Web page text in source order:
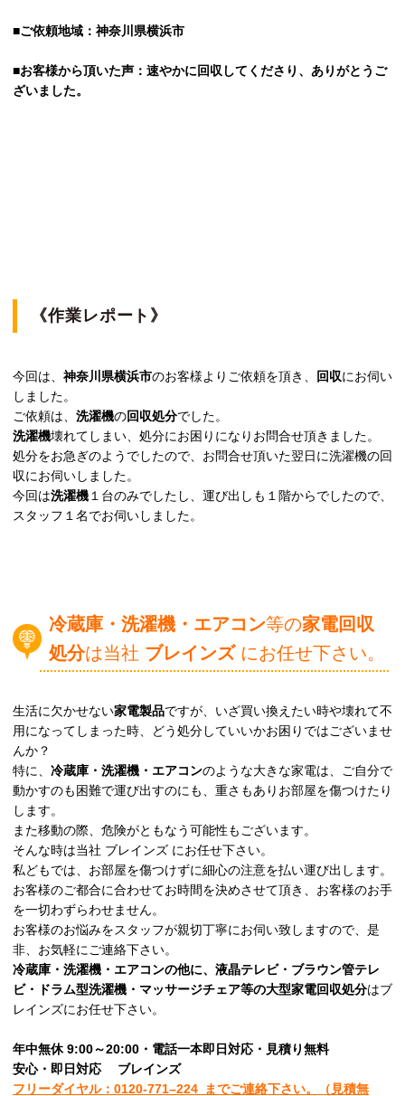
■ご依頼地域：神奈川県横浜市
■お客様から頂いた声：速やかに回収してくださり、ありがとうご
ざいました。
《作業レポート》
今回は、 神奈川県横浜市のお客様よりご依頼を頂き、 回収にお伺い
しました。
ご依頼は、 洗濯機の回収処分でした。
洗濯機壊れてしまい、処分にお困りになりお問合せ頂きました。
処分をお急ぎのようでしたので、お問合せ頂いた翌日に洗濯機の回
収にお伺いしました。
今回は洗濯機１台のみでしたし、運び出しも１階からでしたので、
スタッフ１名でお伺いしました。
冷蔵庫・洗濯機・エアコン等の家電回収
処分は当社 ブレインズにお任せ下さい。
生活に欠かせない家電製品ですが、いざ買い換えたい時や壊れて不
用になってしまった時、どう処分していいかお困りではございませ
んか？
特に、 冷蔵庫・洗濯機・エアコンのような大きな家電は、ご自分で
動かすのも困難で運び出すのにも、重さもありお部屋を傷つけたり
します。
また移動の際、危険がともなう可能性もございます。
そんな時は当社 ブレインズ にお任せ下さい。
私どもでは、お部屋を傷つけずに細心の注意を払い運び出します。
お客様のご都合に合わせてお時間を決めさせて頂き、お客様のお手
を一切わずらわせません。
お客様のお悩みをスタッフが親切丁寧にお伺い致しますので、是
非、お気軽にご連絡下さい。
冷蔵庫・洗濯機・エアコンの他に、液晶テレビ・ブラウン管テレ
ビ・ドラム型洗濯機・マッサージチェア等の大型家電回収処分はブ
レインズにお任せ下さい。
年中無休 9:00～20:00・電話一本即日対応・見積り無料
安心・即日対応
ブレインズ
フリーダイヤル：0120-771–224 までご連絡下さい。 （見積無